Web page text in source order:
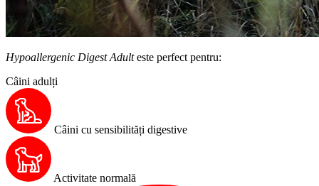
Hypoallergenic Digest Adulteste perfect pentru:
Câini adulți
Câini cu sensibilități digestive
Activitate normală